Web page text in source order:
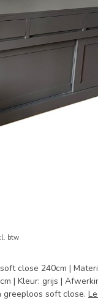
btw
close 240cm |
| Kleur: grijs |
greeploos soft close.